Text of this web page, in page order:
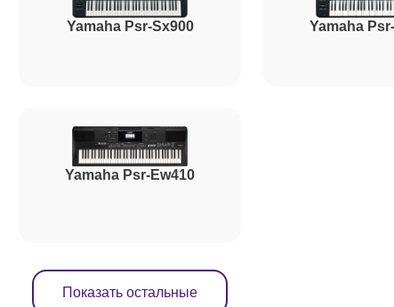
от 50 минут
от 50 минут
Yamaha Psr-Sx900 Yamaha
Yamaha Psr-Ew410
Показать остальные